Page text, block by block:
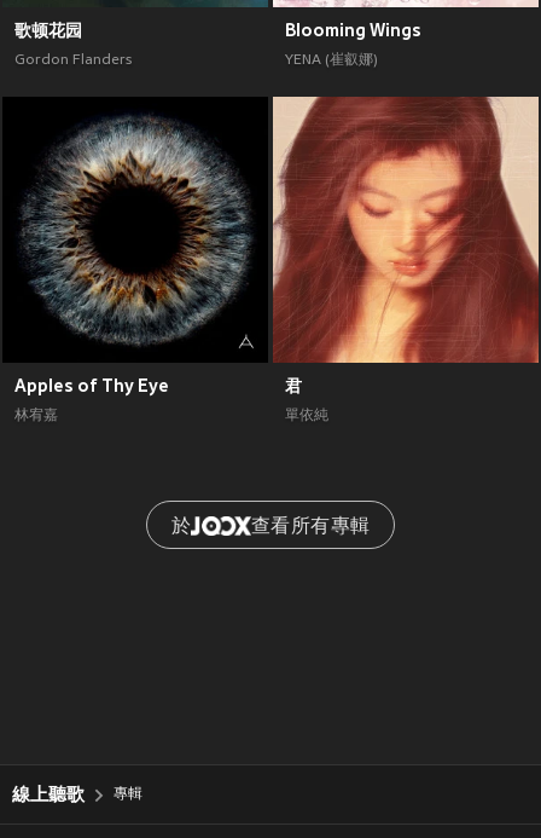
歌顿花园
Gordon Flanders
Blooming Wings
YENA (崔叡娜)
Apples of Thy Eye
林宥嘉
君
單依純
於 查看所有專輯
線上聽歌 專輯